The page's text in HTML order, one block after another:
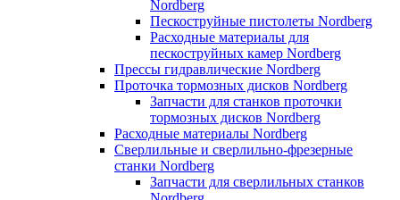
Nordberg
Пескоструйные пистолеты Nordberg
Расходные материалы для
пескоструйных камер Nordberg
Прессы гидравлические Nordberg
Проточка тормозных дисков Nordberg
Запчасти для станков проточки
тормозных дисков Nordberg
Расходные материалы Nordberg
Сверлильные и сверлильно-фрезерные
станки Nordberg
Запчасти для сверлильных станков